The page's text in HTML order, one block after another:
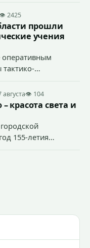
2425
прошли
учения
оперативным
на объекте
власти.
августа👁 104
красота света и
155-летия